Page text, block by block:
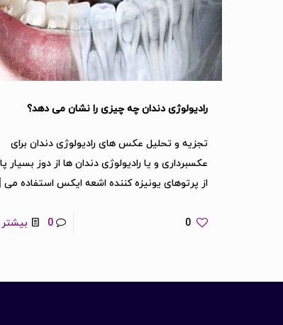
رادیولوژی دندان چه چیزی را نشان می دهد؟
تجزیه و تحلیل عکس های رادیولوژی دندان برای
عکسبرداری و یا رادیولوژی دندان ها از دوز بسیار
از پرتوهای یونیزه کننده اشعه ایکس استفاده می
0
0 بیشتر